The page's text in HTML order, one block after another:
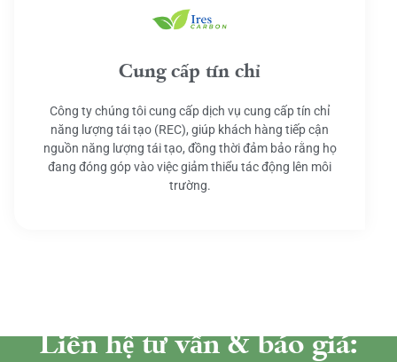
Cung cấp tín chỉ
Công ty chúng tôi cung cấp dịch vụ cung cấp tín chỉ
năng lượng tái tạo (REC), giúp khách hàng tiếp cận
nguồn năng lượng tái tạo, đồng thời đảm bảo rằng họ
đang đóng góp vào việc giảm thiểu tác động lên môi
trường.
Liên hệ tư vấn & báo giá: